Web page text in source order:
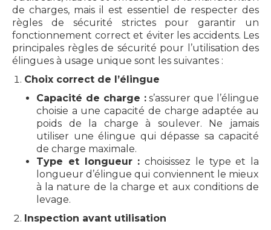
de charges, mais il est essentiel de respecter des
règles de sécurité strictes pour garantir un
fonctionnement correct et éviter les accidents. Les
principales règles de sécurité pour l’utilisation des
élingues à usage unique sont les suivantes :
Choix correct de l’élingue
Capacité de charge :s’assurer que l’élingue
choisie a une capacité de charge adaptée au
poids de la charge à soulever. Ne jamais
utiliser une élingue qui dépasse sa capacité
de charge maximale.
Type et longueur : choisissez le type et la
longueur d’élingue qui conviennent le mieux
à la nature de la charge et aux conditions de
levage.
Inspection avant utilisation